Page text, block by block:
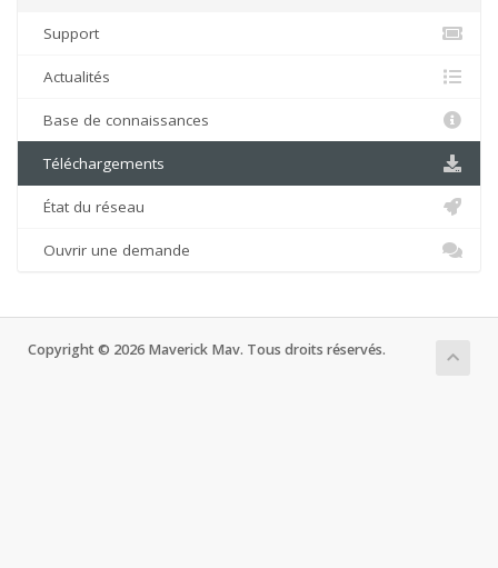
Support
Actualités
Base de connaissances
Téléchargements
État du réseau
Ouvrir une demande
Copyright © 2026 Maverick Mav. Tous droits réservés.